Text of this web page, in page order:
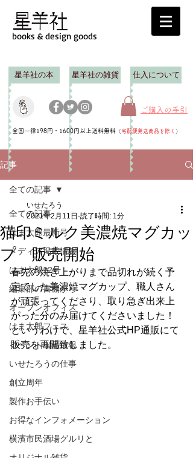
books & design goods
星羊社の本 星羊社の雑貨 仕入について
ご購入の手引
全国一律198円・1600円以上送料無料 （宅配便発送商品を除く ）
記事
全ての記事
はま太郎最新号
メディア掲載情報
はま太郎12号
編集部の書棚から
オープンオフィス
はま太郎フェス
イベント出品情報
いせたろうの仕事
創立周年
製作お手伝い
お得なインフォメーション
横濱市民酒場グルリと
全ての記事
猫印ミルク美濃焼マグカッ
プ 販売開始
いせたろう
2021年2月11日 読了時間: 1分
春先の焼き上がりまで品切れが続く予
定でした美濃焼マグカップ、職人さん
が頑張ってくださり、取り急ぎ出来上
がった分のみ届けてくださいました！
というわけで、星羊社公式HP通販にて
販売を再開致しました。